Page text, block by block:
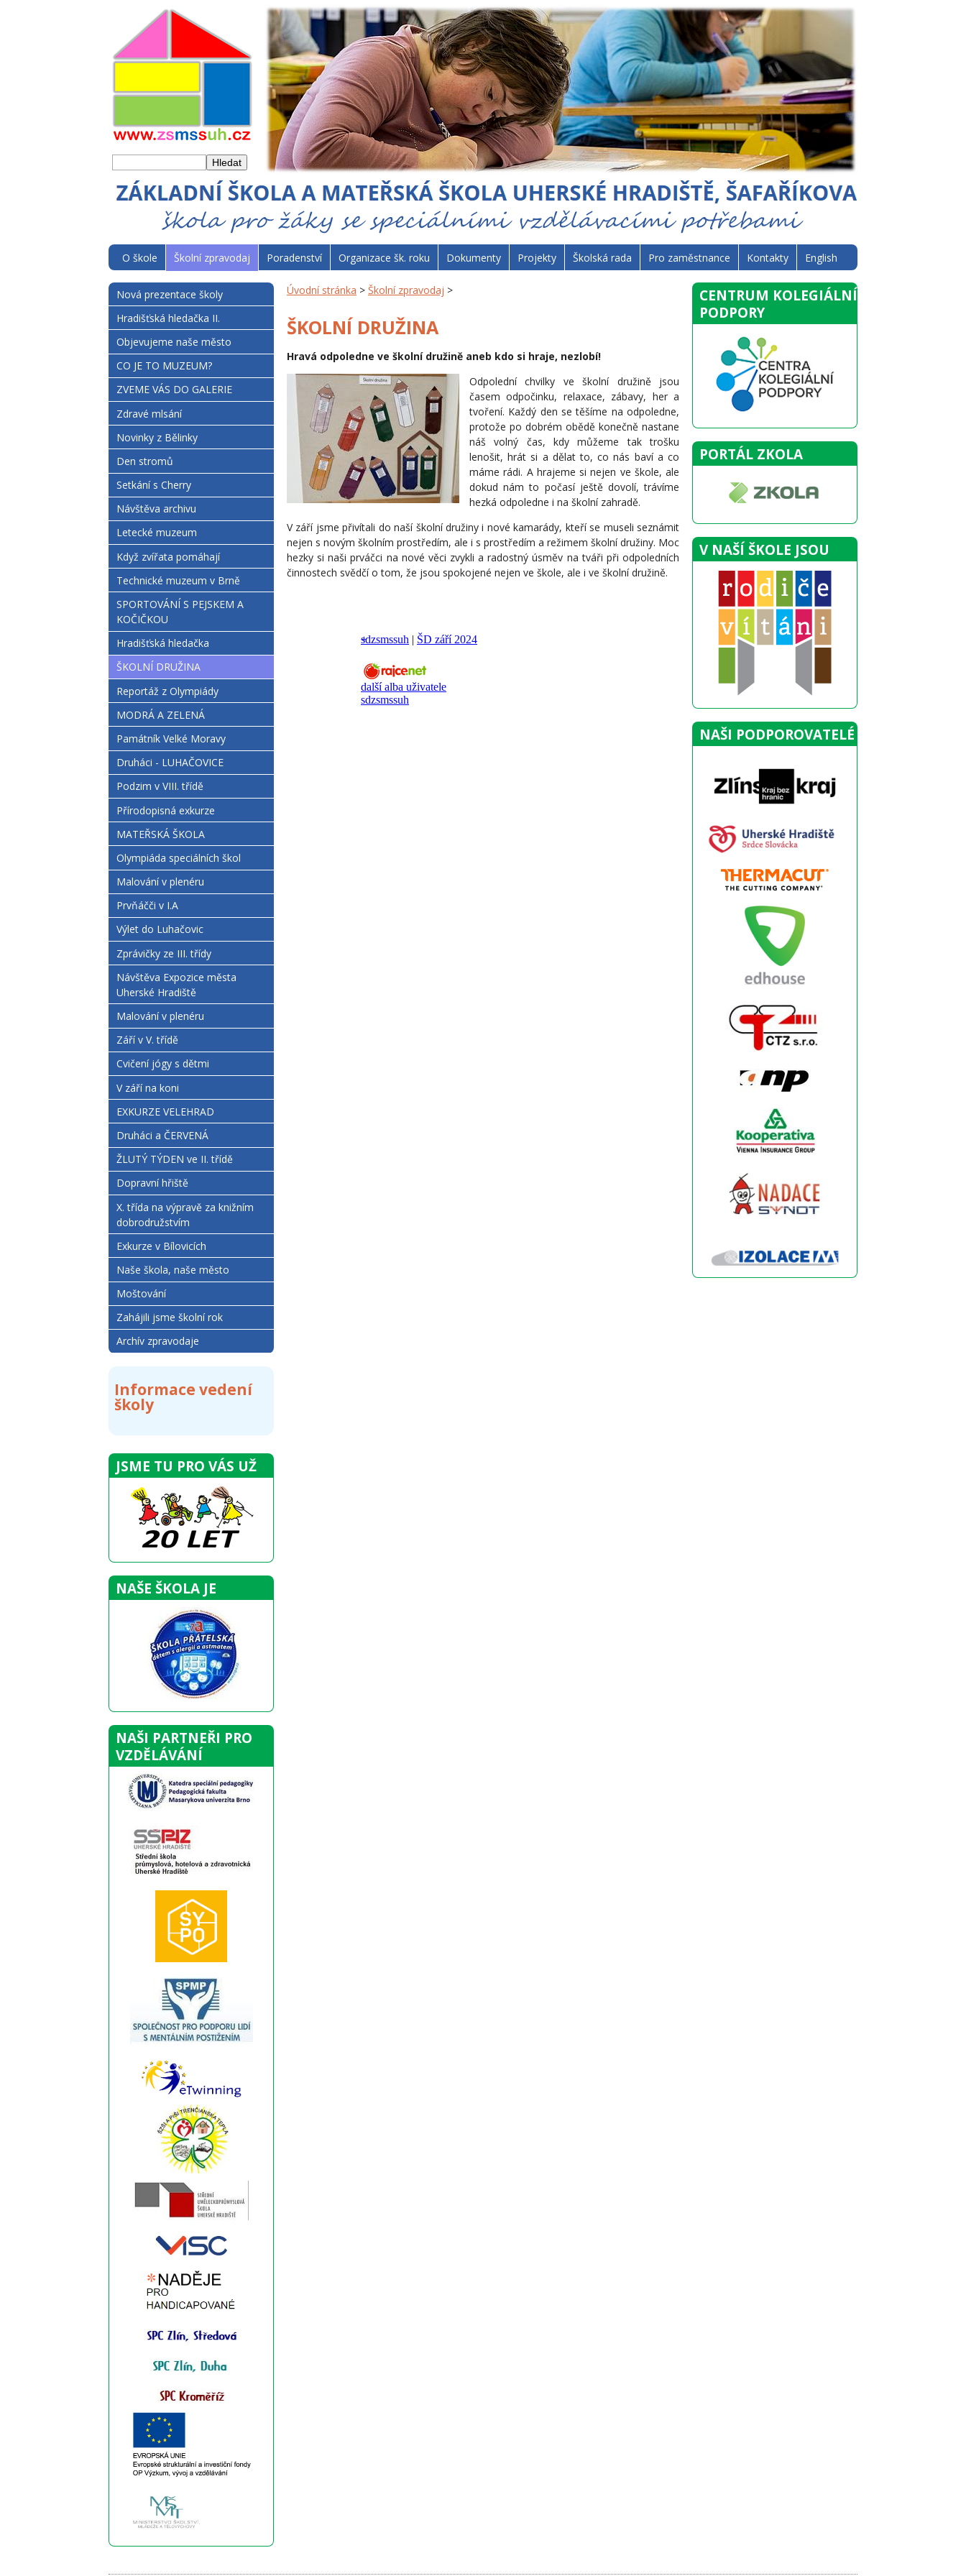
O škole Školní zpravodaj Poradenství Organizace šk. roku Dokumenty Projekty Školská rada Pro zaměstnance Kontakty English
CENTRUM KOLEGIÁLNÍ
PODPORY
PORTÁL ZKOLA
V NAŠÍ ŠKOLE JSOU
NAŠI PODPOROVATELÉ
Nová prezentace školy
Hradišťská hledačka II.
Objevujeme naše město
CO JE TO MUZEUM?
ZVEME VÁS DO GALERIE
Zdravé mlsání
Novinky z Bělinky
Den stromů
Setkání s Cherry
Návštěva archivu
Letecké muzeum
Když zvířata pomáhají
Technické muzeum v Brně
SPORTOVÁNÍ S PEJSKEM A
KOČIČKOU
Hradišťská hledačka
ŠKOLNÍ DRUŽINA
Reportáž z Olympiády
MODRÁ A ZELENÁ
Památník Velké Moravy
Druháci - LUHAČOVICE
Podzim v VIII. třídě
Přírodopisná exkurze
MATEŘSKÁ ŠKOLA
Olympiáda speciálních škol
Malování v plenéru
Prvňáčči v I.A
Výlet do Luhačovic
Zprávičky ze III. třídy
Návštěva Expozice města
Uherské Hradiště
Malování v plenéru
Září v V. třídě
Cvičení jógy s dětmi
V září na koni
EXKURZE VELEHRAD
Druháci a ČERVENÁ
ŽLUTÝ TÝDEN ve II. třídě
Dopravní hřiště
X. třída na výpravě za knižním
dobrodružstvím
Exkurze v Bílovicích
Naše škola, naše město
Moštování
Zahájili jsme školní rok
Archív zpravodaje
Informace vedení
školy
JSME TU PRO VÁS UŽ
NAŠE ŠKOLA JE
NAŠI PARTNEŘI PRO
VZDĚLÁVÁNÍ
Úvodní stránka > Školní zpravodaj >
ŠKOLNÍ DRUŽINA
Hravá odpoledne ve školní družině aneb kdo si hraje, nezlobí!
Odpolední chvilky ve školní družině jsou
časem odpočinku, relaxace, zábavy, her a
tvoření. Každý den se těšíme na odpoledne,
protože po dobrém obědě konečně nastane
náš volný čas, kdy můžemetak trošku
lenošit,hrát si a dělat to, co nás baví a co
máme rádi. A hrajeme si nejen ve škole, ale
dokud nám to počasí ještě dovolí, trávíme
hezká odpoledne i na školní zahradě.
V září jsme přivítali do naší školní družiny i nové kamarády, kteří se museli seznámit
nejen s novým školním prostředím, ale i s prostředím a režimem školní družiny. Moc
hezky sinašiprváčci na nové věci zvykli a radostný úsměv na tváři při odpoledních
činnostech svědčío tom, že jsou spokojené nejen ve škole, ale i ve školní družině.